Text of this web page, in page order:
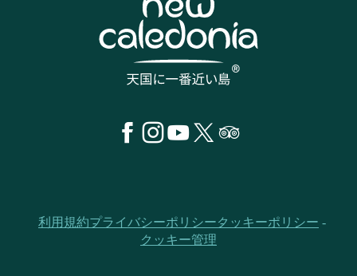
利用規約プライバシーポリシークッキーポリシー
クッキー管理